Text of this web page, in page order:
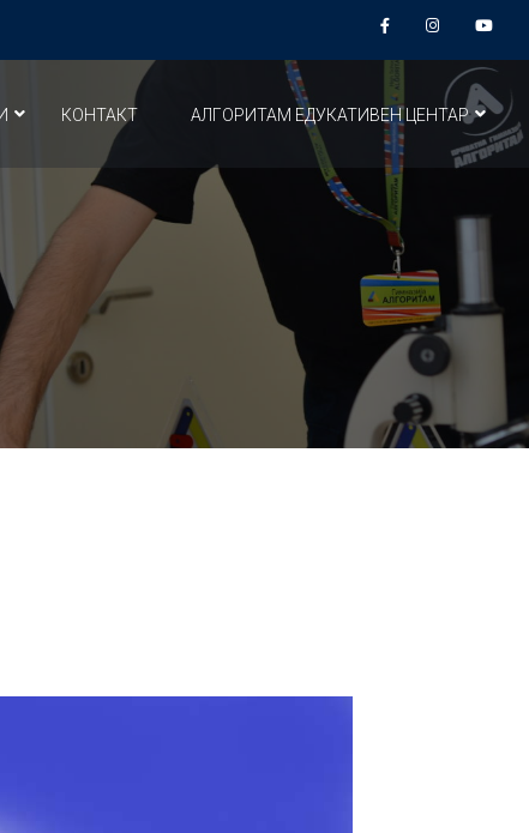
КОНТАКТ АЛГОРИТАМ ЕДУКАТИВЕН ЦЕНТАР